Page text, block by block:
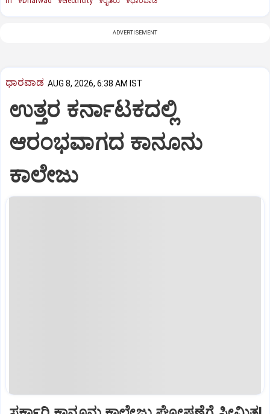
ADVERTISEMENT
ಧಾರವಾಡ AUG 8, 2026, 6:38 AM IST
ಉತ್ತರ ಕರ್ನಾಟಕದಲ್ಲಿ
ಆರಂಭವಾಗದ ಕಾನೂನು
ಕಾಲೇಜು